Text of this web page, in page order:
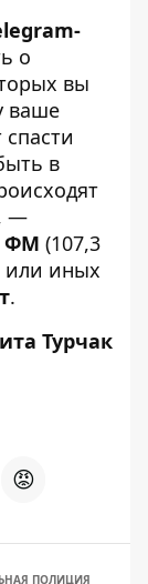
о
вы
ваше
в
—
ФМ (107,3
или иных
.
Турчак
😡
ПОЛИЦИЯ